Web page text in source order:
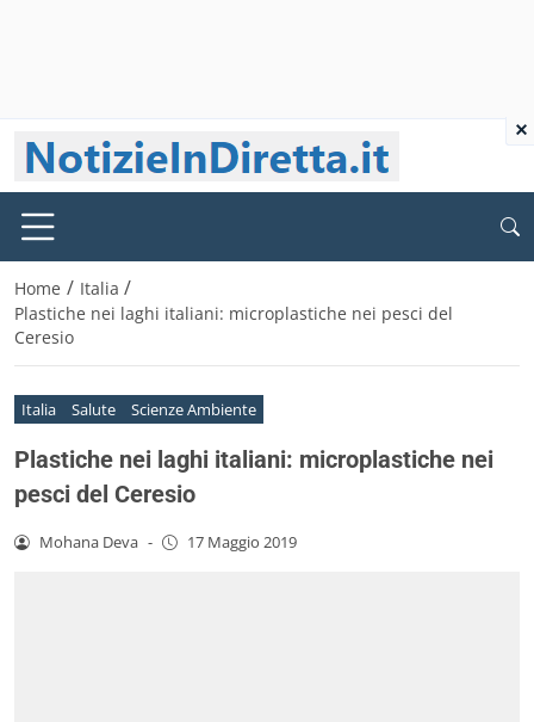
Home / Italia /
Plastiche nei laghi italiani: microplastiche nei pesci del
Ceresio
Italia Salute Scienze Ambiente
Plastiche nei laghi italiani: microplastiche nei
pesci del Ceresio
Mohana Deva - 17 Maggio 2019
×